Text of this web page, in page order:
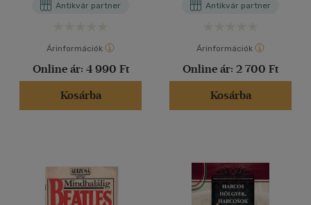
Antikvár partner
Árinformációk
Online ár: 4 990 Ft
Kosárba
Antikvár partner
Árinformációk
Online ár: 2 700 Ft
Kosárba